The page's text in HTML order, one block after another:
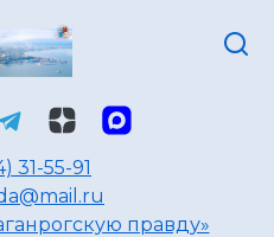
31-55-91
правду»